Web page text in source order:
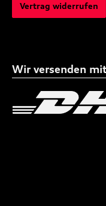
Vertrag widerrufen
Wir versenden